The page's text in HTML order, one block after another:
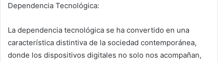
Dependencia Tecnológica:
La dependencia tecnológica se ha convertido en una
característica distintiva de la sociedad contemporánea,
donde los dispositivos digitales no solo nos acompañan,